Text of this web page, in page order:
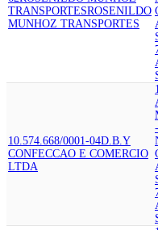
TRANSPORTESROSENILDO
MUNHOZ TRANSPORTES
10.574.668/0001-04D.B.Y
CONFECCAO E COMERCIO
LTDA